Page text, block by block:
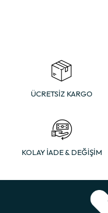
ÜCRETSİZ KARGO
KOLAY İADE & DEĞİŞİM